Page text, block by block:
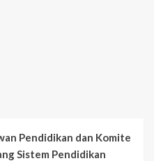
Pendidikan dan Komite
Sistem Pendidikan